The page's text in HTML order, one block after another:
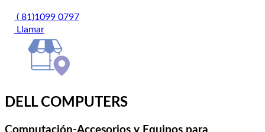
( 81)1099 0797
Llamar
DELL COMPUTERS
Computación-Accesorios y Equipos para